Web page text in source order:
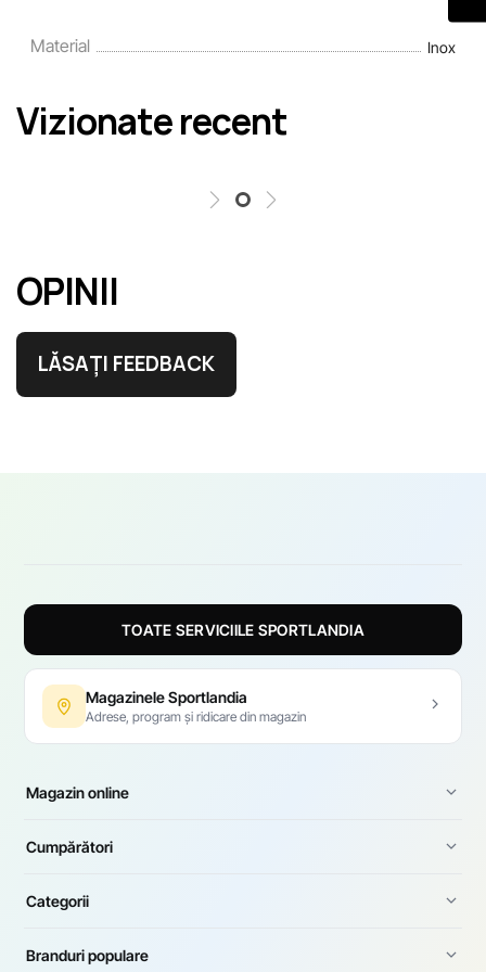
Material Inox
Vizionate recent
OPINII
LĂSAȚI FEEDBACK
TOATE SERVICIILE SPORTLANDIA
Magazinele Sportlandia
Adrese, program și ridicare din magazin
Magazin online
Cumpărători
Categorii
Branduri populare